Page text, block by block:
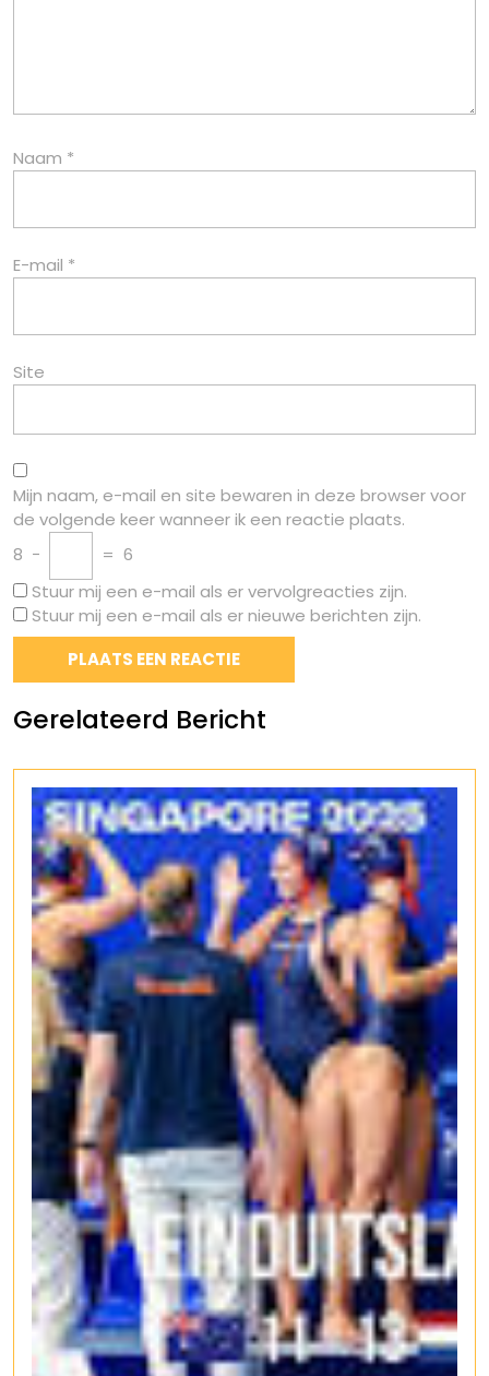
Naam *
E-mail *
Site
Mijn naam, e-mail en site bewaren in deze browser voor
de volgende keer wanneer ik een reactie plaats.
8 − = 6
Stuur mij een e-mail als er vervolgreacties zijn.
Stuur mij een e-mail als er nieuwe berichten zijn.
Gerelateerd Bericht